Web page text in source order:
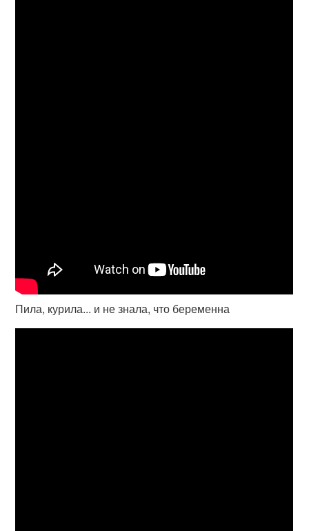
Пила, курила... и не знала, что беременна